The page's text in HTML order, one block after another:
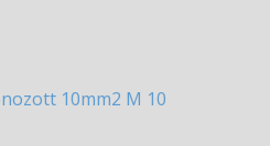
10mm2 M 10